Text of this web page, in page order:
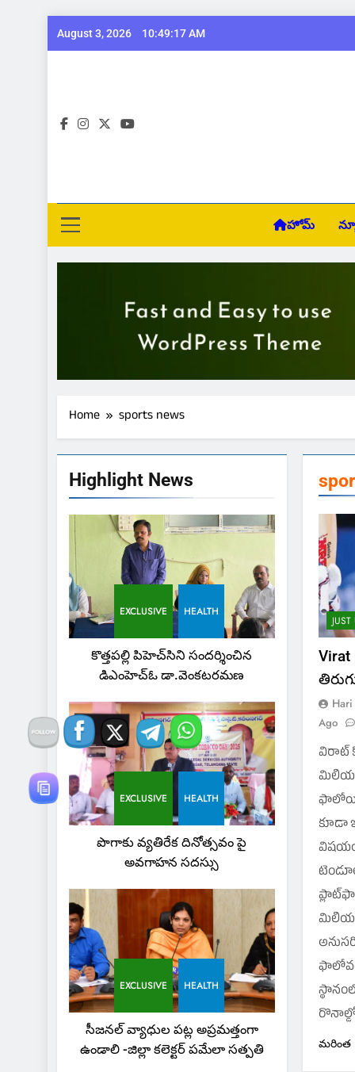
Skip
August 3, 2026 10:49:18 AM
హోమ్
Home sports news
Highlight News
EXCLUSIVE HEALTH
కొత్తపల్లి పిహెచ్‌సిని సందర్శించిన
డిఎంహెచ్‌ఓ డా.వెంకటరమణ
EXCLUSIVE HEALTH
పొగాకు వ్యతిరేక దినోత్సవం పై
అవగాహన సదస్సు
EXCLUSIVE HEALTH
సీజనల్ వ్యాధుల పట్ల అప్రమత్తంగా
ఉండాలి -జిల్లా కలెక్టర్ పమేలా సత్పతి
Ago
విరాట్
కూడా
మరింత